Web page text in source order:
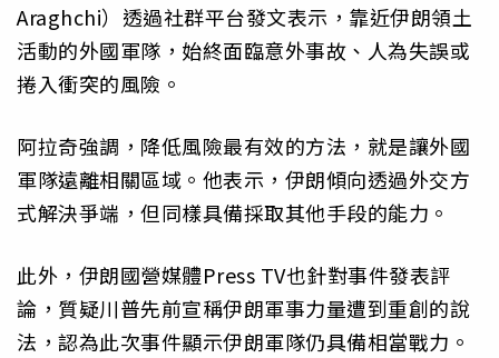
Araghchi）透過社群平台發文表示，靠近伊朗領土
活動的外國軍隊，始終面臨意外事故、人為失誤或
捲入衝突的風險。
阿拉奇強調，降低風險最有效的方法，就是讓外國
軍隊遠離相關區域。他表示，伊朗傾向透過外交方
式解決爭端，但同樣具備採取其他手段的能力。
此外，伊朗國營媒體Press TV也針對事件發表評
論，質疑川普先前宣稱伊朗軍事力量遭到重創的說
法，認為此次事件顯示伊朗軍隊仍具備相當戰力。